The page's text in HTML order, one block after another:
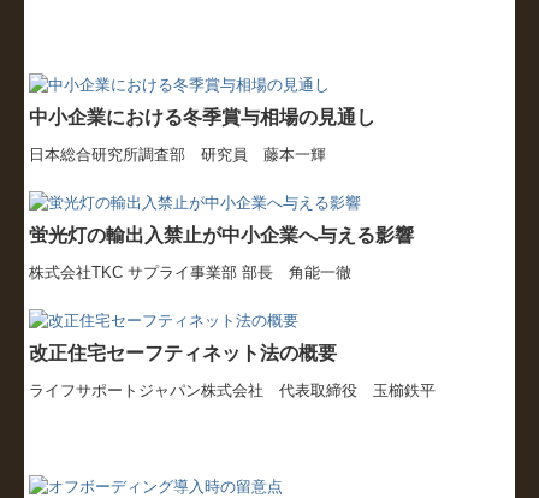
中小企業における冬季賞与相場の見通し
日本総合研究所調査部 研究員 藤本一輝
蛍光灯の輸出入禁止が中小企業へ与える影響
株式会社TKC サプライ事業部 部長 角能一徹
改正住宅セーフティネット法の概要
ライフサポートジャパン株式会社 代表取締役 玉櫛鉄平